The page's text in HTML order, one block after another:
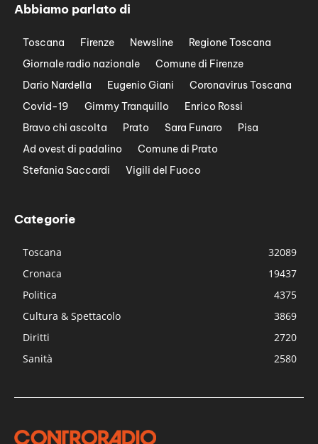
Abbiamo parlato di
Toscana Firenze Newsline
Regione Toscana
Giornale radio nazionale
Comune di Firenze
Dario Nardella
Eugenio Giani
Coronavirus Toscana
Covid-19
Gimmy Tranquillo
Enrico Rossi
Bravo chi ascolta
Prato Sara Funaro
Pisa
Ad ovest di padalino
Comune di Prato
Stefania Saccardi
Vigili del Fuoco
Categorie
Toscana
32089
Cronaca
19437
Politica
4375
Cultura & Spettacolo
3869
Diritti
2720
Sanità
2580